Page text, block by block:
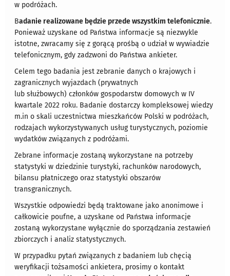
w podróżach.
Badanie realizowane będzie przede wszystkim telefonicznie.
Ponieważ uzyskane od Państwa informacje są niezwykle
istotne, zwracamy się z gorącą prośbą o udział w wywiadzie
telefonicznym, gdy zadzwoni do Państwa ankieter.
Celem tego badania jest zebranie danych o krajowych i
zagranicznych wyjazdach (prywatnych
lub służbowych) członków gospodarstw domowych w IV
kwartale 2022 roku. Badanie dostarczy kompleksowej wiedzy
m.in o skali uczestnictwa mieszkańców Polski w podróżach,
rodzajach wykorzystywanych usług turystycznych, poziomie
wydatków związanych z podróżami.
Zebrane informacje zostaną wykorzystane na potrzeby
statystyki w dziedzinie turystyki, rachunków narodowych,
bilansu płatniczego oraz statystyki obszarów
transgranicznych.
Wszystkie odpowiedzi będą traktowane jako anonimowe i
całkowicie poufne, a uzyskane od Państwa informacje
zostaną wykorzystane wyłącznie do sporządzania zestawień
zbiorczych i analiz statystycznych.
W przypadku pytań związanych z badaniem lub chęcią
weryfikacji tożsamości ankietera, prosimy o kontakt